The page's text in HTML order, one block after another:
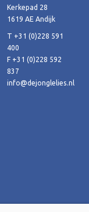
Kerkepad 28
1619 AE Andijk
T +31 (0)228 591
400
F +31 (0)228 592
837
info@dejonglelies.nl